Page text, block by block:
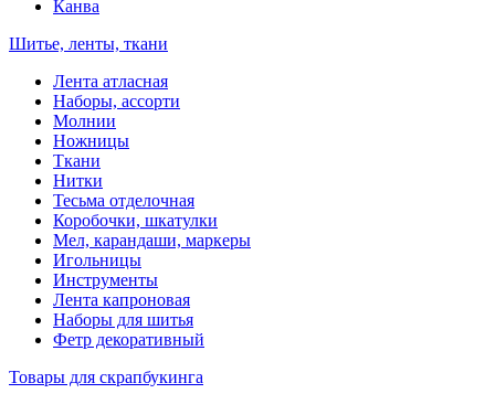
Канва
Шитье, ленты, ткани
Лента атласная
Наборы, ассорти
Молнии
Ножницы
Ткани
Нитки
Тесьма отделочная
Коробочки, шкатулки
Мел, карандаши, маркеры
Игольницы
Инструменты
Лента капроновая
Наборы для шитья
Фетр декоративный
Товары для скрапбукинга